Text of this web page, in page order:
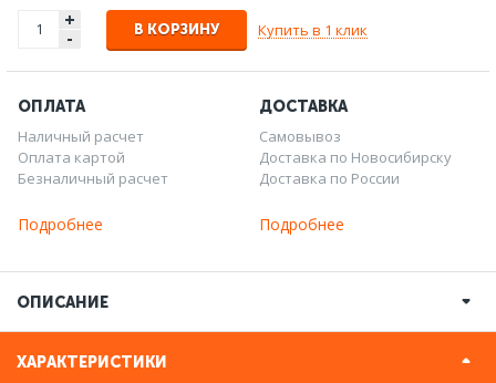
+
- В КОРЗИНУ Купить в 1 клик
ОПЛАТА
Наличный расчет
Оплата картой
Безналичный расчет
Подробнее
ДОСТАВКА
Самовывоз
Доставка по Новосибирску
Доставка по России
Подробнее
ОПИСАНИЕ
ХАРАКТЕРИСТИКИ